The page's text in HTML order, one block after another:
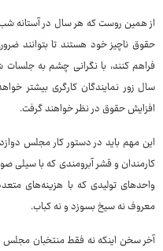
از همین روست که هر سال در آستانه
حقوق ناچیز خود هستند تا بتوانند
فراهم کنند، با نگرانی چشم به جلسات
سال زور نمایندگان کارگری بیشتر
افزایش حقوق در نظر خواهند گرفت.
این مهم باید در دستور کار مجلس
کارمندان و قشر آبرومندی که با سیلی
واحدهای تولیدی که با هزینه‌های
معروف نه سیخ بسوزد و نه کباب.
آخر سخن اینکه نه فقط منتخبان